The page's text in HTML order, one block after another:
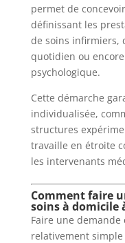
permet de
définissant les
de soins infirmiers,
quotidien ou
psychologique.
Cette démarche
individualisée,
structures
travaille en étroite
les intervenants
Comment faire
soins à domicile
Faire une demande
relativement